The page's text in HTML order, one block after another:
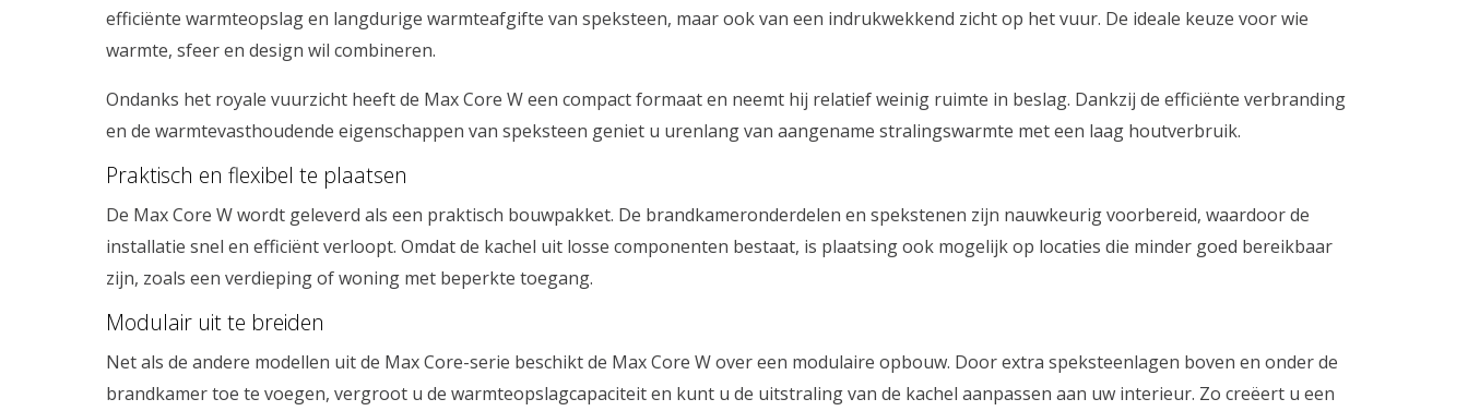
efficiënte warmteopslag en langdurige warmteafgifte van speksteen, maar ook van een indrukwekkend zicht op het vuur. De ideale keuze voor wie
warmte, sfeer en design wil combineren.
Ondanks het royale vuurzicht heeft de Max Core W een compact formaat en neemt hij relatief weinig ruimte in beslag. Dankzij de efficiënte verbranding
en de warmtevasthoudende eigenschappen van speksteen geniet u urenlang van aangename stralingswarmte met een laag houtverbruik.
Praktisch en flexibel te plaatsen
De Max Core W wordt geleverd als een praktisch bouwpakket. De brandkameronderdelen en spekstenen zijn nauwkeurig voorbereid, waardoor de
installatie snel en efficiënt verloopt. Omdat de kachel uit losse componenten bestaat, is plaatsing ook mogelijk op locaties die minder goed bereikbaar
zijn, zoals een verdieping of woning met beperkte toegang.
Modulair uit te breiden
Net als de andere modellen uit de Max Core-serie beschikt de Max Core W over een modulaire opbouw. Door extra speksteenlagen boven en onder de
brandkamer toe te voegen, vergroot u de warmteopslagcapaciteit en kunt u de uitstraling van de kachel aanpassen aan uw interieur. Zo creëert u een